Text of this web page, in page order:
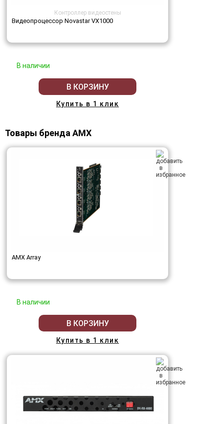
Контроллер видеостены
Видеопроцессор Novastar VX1000
В наличии
В КОРЗИНУ
Купить в 1 клик
Товары бренда AMX
AMX Array
В наличии
В КОРЗИНУ
Купить в 1 клик